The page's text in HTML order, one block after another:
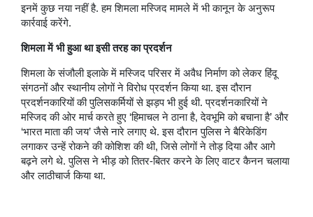
इनमें कुछ नया नहीं है. हम शिमला मस्जिद मामले में भी कानून के अनुरूप
कार्रवाई करेंगे.
शिमला में भी हुआ था इसी तरह का प्रदर्शन
शिमला के संजौली इलाके में मस्जिद परिसर में अवैध निर्माण को लेकर हिंदू
संगठनों और स्थानीय लोगों ने विरोध प्रदर्शन किया था. इस दौरान
प्रदर्शनकारियों की पुलिसकर्मियों से झड़प भी हुई थी. प्रदर्शनकारियों ने
मस्जिद की ओर मार्च करते हुए ‘हिमाचल ने ठाना है, देवभूमि को बचाना है’ और
‘भारत माता की जय’ जैसे नारे लगाए थे. इस दौरान पुलिस ने बैरिकेडिंग
लगाकर उन्हें रोकने की कोशिश की थी, जिसे लोगों ने तोड़ दिया और आगे
बढ़ने लगे थे. पुलिस ने भीड़ को तितर-बितर करने के लिए वाटर कैनन चलाया
और लाठीचार्ज किया था.